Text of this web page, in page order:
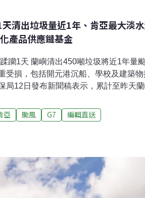
清出垃圾量近1年、肯亞最大淡
產品供應鏈基金
躪1天 蘭嶼清出450噸垃圾將近1年量
受損，包括開元港沉船、學校及建築
局12日發布新聞稿表示，累計至昨天
於13日抵達蘭嶼後，立即投入救災清理
毒工作，並逐步規劃其他環境消毒。（
業人員以安全、方便又簡單明確方式
指出，這次新完工資源回收場共設置19
設置11個分類槽，分類場外部設置8個
告應回收項目，貯存槽均設有鋼棚設施
亞 颱風 G7 編輯直送